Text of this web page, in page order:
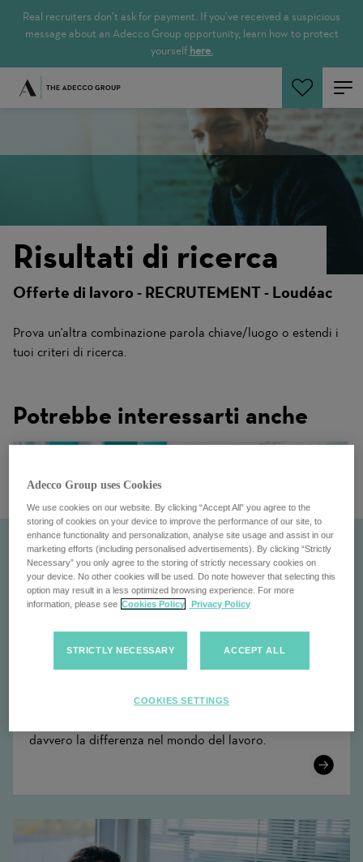
Real recruiters don’t ask for payment. If you’ve received a suspicious
message about an Adecco Group opportunity, learn how to protect
yourself here.
Cerca offerte
Risultati di ricerca
Offerte di lavoro - RECRUTEMENT - Loudéac
Prova un'altra combinazione parola chiave/luogo o estendi i
tuoi criteri di ricerca.
Potrebbe interessarti anche
davvero la differenza nel mondo del lavoro.
Learn
Adecco Group uses Cookies
We use cookies on our website. By clicking “Accept All” you agree to the
storing of cookies on your device to improve the performance of our site, to
enhance functionality and personalization, analyse site usage and assist in our
marketing efforts (including personalised advertisements). By clicking “Strictly
Necessary” you only agree to the storing of strictly necessary cookies on
your device. No other cookies will be used. Do note however that selecting this
option may result in a less optimized browsing experience. For more
information, please see Cookies Policy Privacy Policy
STRICTLY NECESSARY ACCEPT ALL
COOKIES SETTINGS